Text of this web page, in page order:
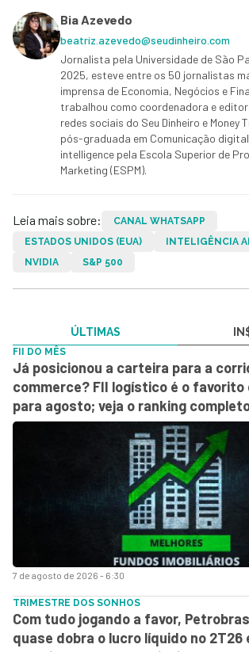
Bia Azevedo
beatriz.azevedo@seudinheiro.com
Jornalista pela Universidade de São
2025, esteve entre os 50 jornalistas
imprensa de Economia, Negócios e
trabalhou como coordenadora e
redes sociais do Seu Dinheiro e Money
pós-graduada em Comunicação digital
intelligence pela Escola Superior de
Marketing (ESPM).
Leia mais sobre:
CANAL WHATSAPP
ESTADOS UNIDOS (EUA)
INTELIGÊNCIA
NVIDIA
S&P 500
ÚLTIMAS
7 de agosto de 2026 - 6:30
FII DO MÊS
Já posicionou a carteira para a
commerce? FII logístico é o
para agosto; veja o ranking
TRIMESTRE DOS SONHOS
Com tudo jogando a favor,
quase dobra o lucro líquido no 2T26